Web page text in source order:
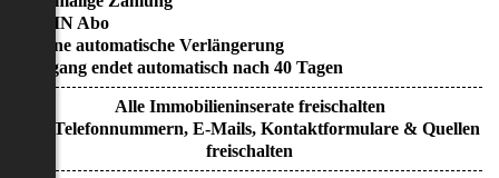
• KEIN Abo
• Keine automatische Verlängerung
• Zugang endet automatisch nach 40 Tagen
Alle Immobilieninserate freischalten
Alle Telefonnummern, E-Mails, Kontaktformulare & Quellen
freischalten